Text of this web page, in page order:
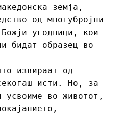
земја,
од многубројни
угодници, кои
бидат образец во
извираат од
исти. Но, за
усвоиме во животот,